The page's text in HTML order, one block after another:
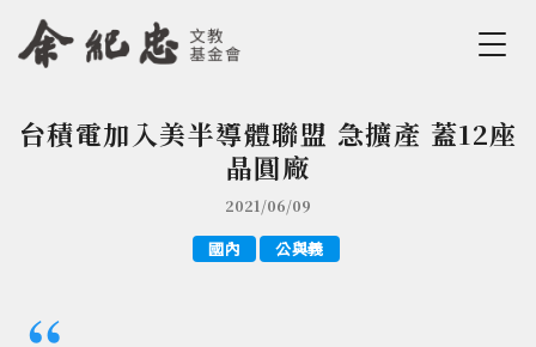
Jump to Navigation
Jump to Main content
您在這裡
台積電加入美半導體聯盟 急擴產 蓋12座
晶圓廠
2021/06/09
國內 公與義